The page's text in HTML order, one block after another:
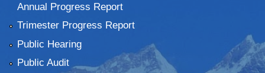
Annual Progress Report
Trimester Progress Report
Public Hearing
Public Audit